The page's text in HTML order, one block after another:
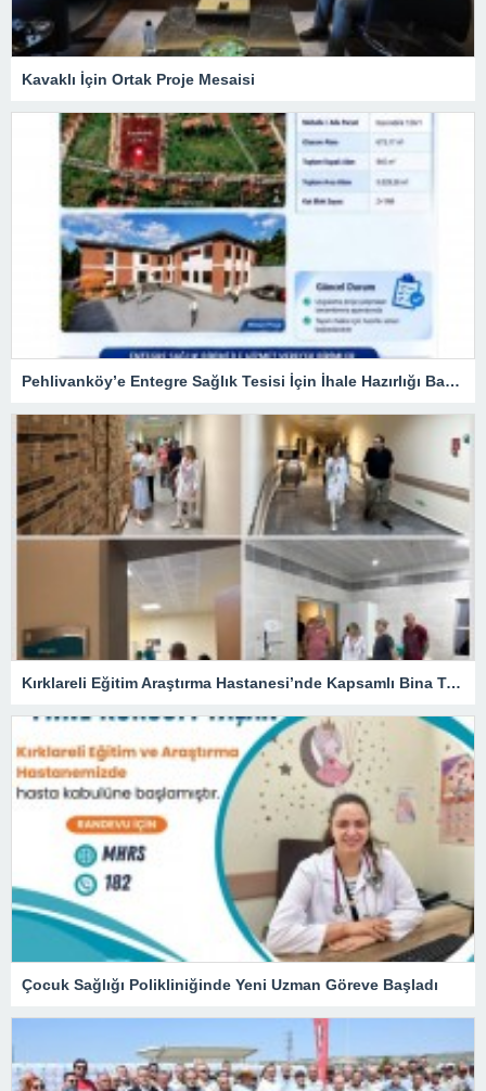
Kavaklı İçin Ortak Proje Mesaisi
Pehlivanköy’e Entegre Sağlık Tesisi İçin İhale Hazırlığı Başlıyor
Kırklareli Eğitim Araştırma Hastanesi’nde Kapsamlı Bina Turu
Çocuk Sağlığı Polikliniğinde Yeni Uzman Göreve Başladı